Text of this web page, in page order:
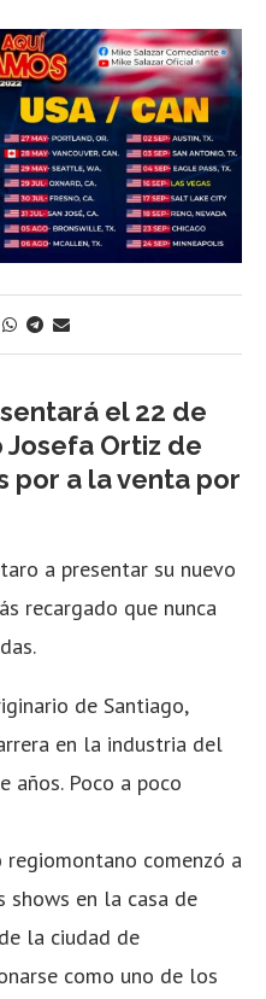
el 22 de
Ortiz de
por a la venta por
a presentar su nuevo
recargado que nunca
de Santiago,
en la industria del
años. Poco a poco
comenzó a
shows en la casa de
la ciudad de
como uno de los